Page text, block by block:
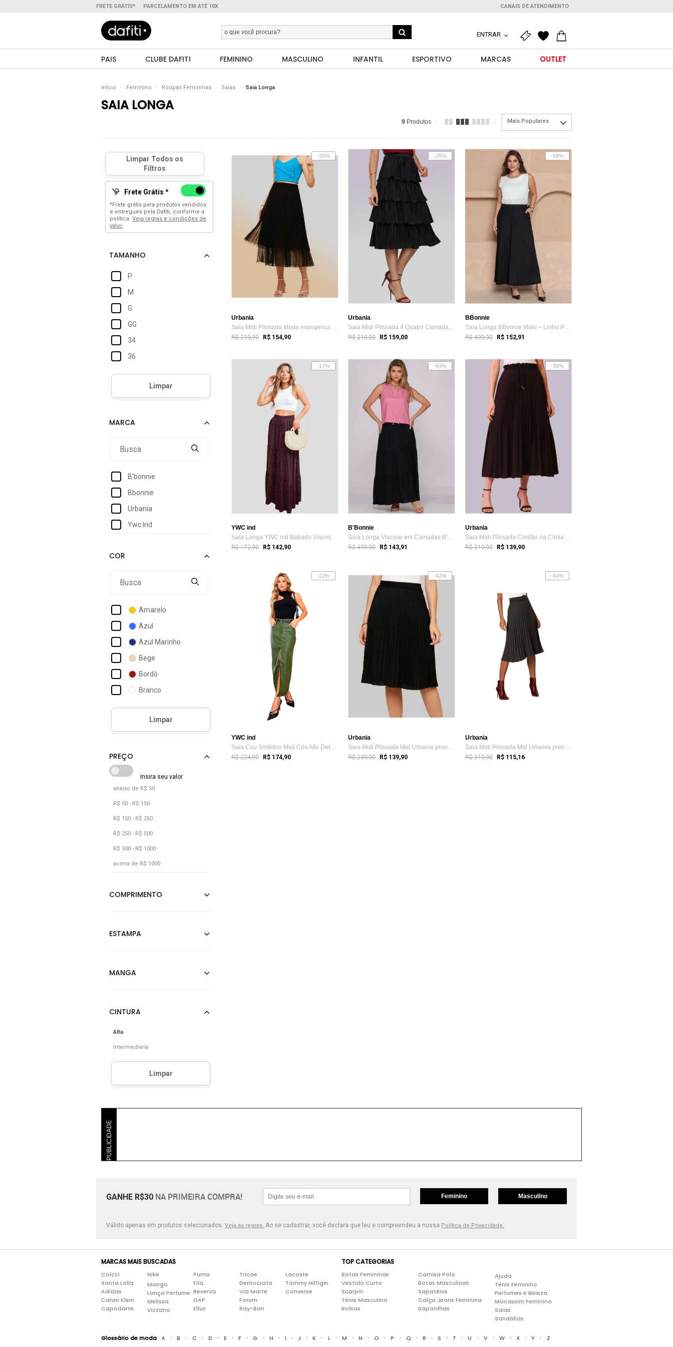
FRETE GRÁTIS* PARCELAMENTO EM ATÉ 10X CANAIS DE ATENDIMENTO
ENTRAR
PAIS CLUBE DAFITI FEMININO MASCULINO INFANTIL ESPORTIVO MARCAS OUTLET
Início Feminino Roupas Femininas Saias Saia Longa
SAIA LONGA
9 Produtos Mais Populares
Frete Grátis *
*Frete grátis para produtos vendidos
e entregues pela Dafiti, conforme a
política: Veja regras e condições de
valor.
P
M
G
GG
34
36
38
44
48
B'bonnie
Bbonnie
Urbania
Ywc Ind
Amarelo
Azul
Azul Marinho
Bege
Bordô
Branco
Coral
Floral
Preto
Roxo
Verde
Vermelho
abaixo de R$ 50
R$ 50 - R$ 150
R$ 150 - R$ 250
R$ 250 - R$ 500
R$ 500 - R$ 1000
acima de R$ 1000
Alta
Intermediária
-30%
Urbania
Saia Midi Plissada Moda evangelica Tule ...
R$ 219,90 R$ 154,90
-28%
Urbania
Saia Midi Plissada 4 Quatro Camadas Urba...
R$ 219,90 R$ 159,00
-69%
BBonnie
Saia Longa BBonnie Malu – Linho Preto
R$ 499,90 R$ 152,91
-17%
YWC ind
Saia Longa YWC ind Babado Viscose Cós A...
R$ 172,90 R$ 142,90
-69%
B'Bonnie
Saia Longa Viscose em Camadas B’Bonnie L...
R$ 459,90 R$ 143,91
-36%
Urbania
Saia Midi Plissada Cordão na Cintura Urb...
R$ 219,90 R$ 139,90
-22%
YWC ind
Saia Cou Sintético Midi Cós Alto Detalhe...
R$ 224,90 R$ 174,90
-42%
Urbania
Saia Midi Plissada Mid Urbania prensada ...
R$ 239,90 R$ 139,90
-64%
Urbania
Saia Midi Plissada Mid Urbania prensada ...
R$ 319,90 R$ 115,16
PUBLICIDADE
GANHE R$30 NA PRIMEIRA COMPRA! Feminino Masculino
Válido apenas em produtos selecionados. Veja as regras. Ao se cadastrar, você declara que leu e compreendeu a nossa Política de Privacidade.
MARCAS MAIS BUSCADAS
Colcci
Santa Lolla
Adidas
Calvin Klein
Capodarte
Nike
Mango
Lança Perfume
Melissa
Vizzano
Puma
Fila
Reserva
GAP
Ellus
Tricae
Democrata
Via Marte
Forum
Ray-Ban
Lacoste
Tommy Hilfiger
Converse
TOP CATEGORIAS
Botas Femininas
Vestido Curto
Scarpin
Tênis Masculino
Bolsas
Camisa Polo
Botas Masculinas
Sapatênis
Calça Jeans Feminina
Sapatilhas
Ajuda
Tênis Feminino
Perfumes e Beleza
Mocassim Feminino
Saias
Sandálias
Glossário de moda A • B • C • D • E • F • G • H • I • J • K • L • M • N • O • P • Q • R • S • T • U • V • W • X • Y • Z